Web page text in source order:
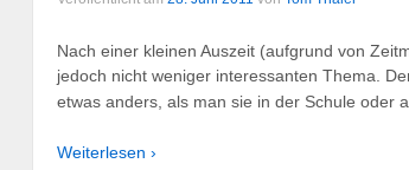
Nach einer kleinen Auszeit (aufgrund von
jedoch nicht weniger interessanten Thema.
etwas anders, als man sie in der Schule oder
Weiterlesen ›